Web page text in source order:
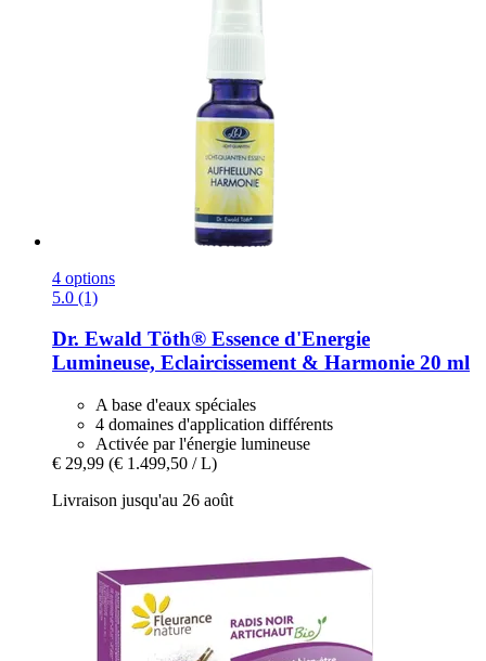
4 options
5.0 (1)
Dr. Ewald Töth® Essence d'Energie
Lumineuse, Eclaircissement & Harmonie 20 ml
A base d'eaux spéciales
4 domaines d'application différents
Activée par l'énergie lumineuse
€ 29,99 (€ 1.499,50 / L)
Livraison jusqu'au 26 août